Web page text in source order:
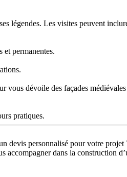
légendes. Les visites peuvent
permanentes.
dévoile des façades
pratiques.
devis personnalisé pour votre projet
dans la construction